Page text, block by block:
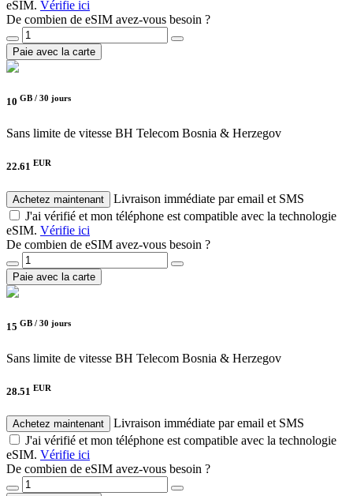
eSIM. Vérifie ici
De combien de eSIM avez-vous besoin ?
Paie avec la carte
10 GB / 30 jours
Sans limite de vitesse BH Telecom Bosnia & Herzegov
22.61 EUR
Achetez maintenant
Livraison immédiate par email et SMS
J'ai vérifié et mon téléphone est compatible avec la technologie
eSIM. Vérifie ici
De combien de eSIM avez-vous besoin ?
Paie avec la carte
15 GB / 30 jours
Sans limite de vitesse BH Telecom Bosnia & Herzegov
28.51 EUR
Achetez maintenant
Livraison immédiate par email et SMS
J'ai vérifié et mon téléphone est compatible avec la technologie
eSIM. Vérifie ici
De combien de eSIM avez-vous besoin ?